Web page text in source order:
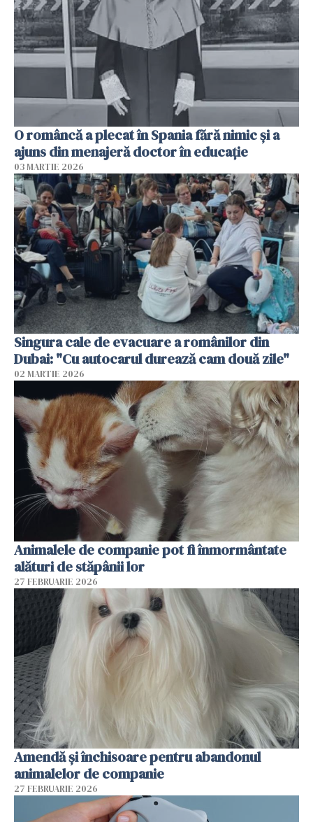
O româncă a plecat în Spania fără nimic și a
ajuns din menajeră doctor în educație
03 MARTIE 2026
Singura cale de evacuare a românilor din
Dubai: "Cu autocarul durează cam două zile"
02 MARTIE 2026
Animalele de companie pot fi înmormântate
alături de stăpânii lor
27 FEBRUARIE 2026
Amendă și închisoare pentru abandonul
animalelor de companie
27 FEBRUARIE 2026